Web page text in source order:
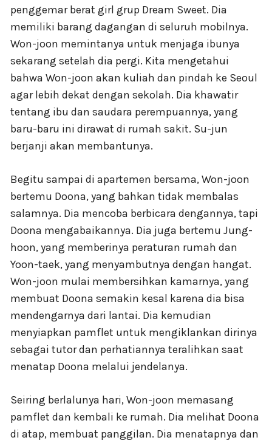
penggemar berat girl grup Dream Sweet. Dia
memiliki barang dagangan di seluruh mobilnya.
Won-joon memintanya untuk menjaga ibunya
sekarang setelah dia pergi. Kita mengetahui
bahwa Won-joon akan kuliah dan pindah ke Seoul
agar lebih dekat dengan sekolah. Dia khawatir
tentang ibu dan saudara perempuannya, yang
baru-baru ini dirawat di rumah sakit. Su-jun
berjanji akan membantunya.
Begitu sampai di apartemen bersama, Won-joon
bertemu Doona, yang bahkan tidak membalas
salamnya. Dia mencoba berbicara dengannya, tapi
Doona mengabaikannya. Dia juga bertemu Jung-
hoon, yang memberinya peraturan rumah dan
Yoon-taek, yang menyambutnya dengan hangat.
Won-joon mulai membersihkan kamarnya, yang
membuat Doona semakin kesal karena dia bisa
mendengarnya dari lantai. Dia kemudian
menyiapkan pamflet untuk mengiklankan dirinya
sebagai tutor dan perhatiannya teralihkan saat
menatap Doona melalui jendelanya.
Seiring berlalunya hari, Won-joon memasang
pamflet dan kembali ke rumah. Dia melihat Doona
di atap, membuat panggilan. Dia menatapnya dan